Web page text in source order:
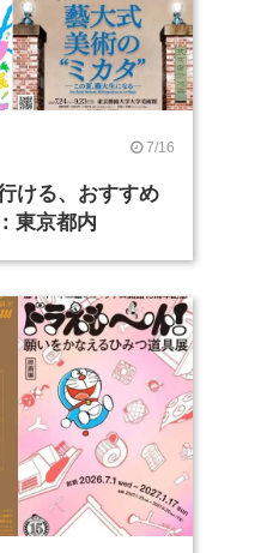
7/16
ける、おすすめ
東京都内